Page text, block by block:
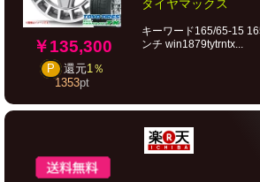
￥135,300
P 還元1％
1353pt
タイヤマックス
キーワード165/65-15
ンチ win1879tytrntx...